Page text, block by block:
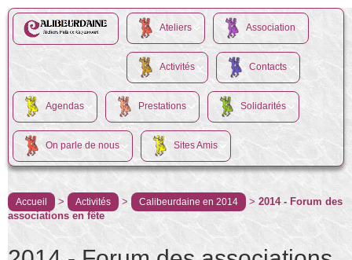
Ateliers Association
Activités Contacts
Agendas Prestations Solidarités
On parle de nous Sites Amis
Accueil > Activités > Calibeurdaine en 2014 > 2014 - Forum des
associations en fête